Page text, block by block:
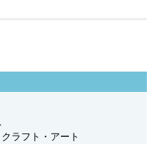
クラフト・アート